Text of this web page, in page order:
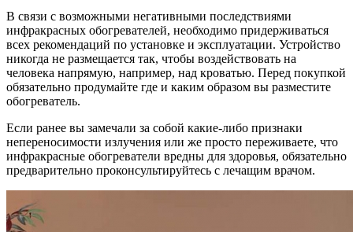
В связи с возможными негативными последствиями
инфракрасных обогревателей, необходимо придерживаться
всех рекомендаций по установке и эксплуатации. Устройство
никогда не размещается так, чтобы воздействовать на
человека напрямую, например, над кроватью. Перед покупкой
обязательно продумайте где и каким образом вы разместите
обогреватель.
Если ранее вы замечали за собой какие-либо признаки
непереносимости излучения или же просто переживаете, что
инфракрасные обогреватели вредны для здоровья, обязательно
предварительно проконсультируйтесь с лечащим врачом.